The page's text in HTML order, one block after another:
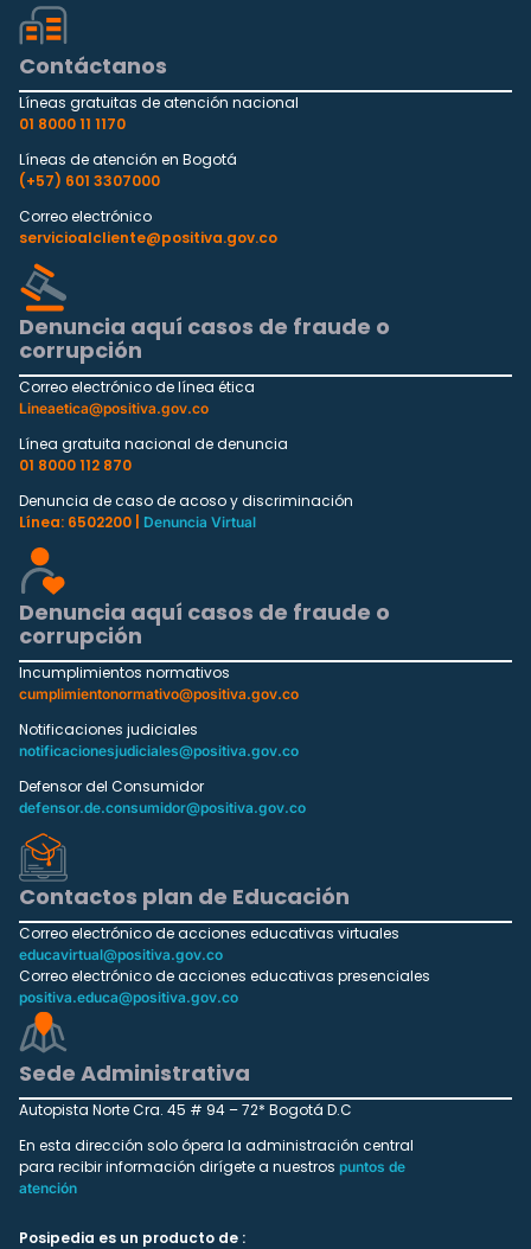
Contáctanos
Líneas gratuitas de atención nacional
01 8000 11 1170
Líneas de atención en Bogotá
(+57) 601 3307000
Correo electrónico
servicioalcliente@positiva.gov.co
Denuncia aquí casos de fraude o
corrupción
Correo electrónico de línea ética
Lineaetica@positiva.gov.co
Línea gratuita nacional de denuncia
01 8000 112 870
Denuncia de caso de acoso y discriminación
Línea: 6502200 |
Denuncia Virtual
Denuncia aquí casos de fraude o
corrupción
Incumplimientos normativos
cumplimientonormativo@positiva.gov.co
Notificaciones judiciales
notificacionesjudiciales@positiva.gov.co
Defensor del Consumidor
defensor.de.consumidor@positiva.gov.co
Contactos plan de Educación
Correo electrónico de acciones educativas virtuales
educavirtual@positiva.gov.co
Correo electrónico de acciones educativas presenciales
positiva.educa@positiva.gov.co
Sede Administrativa
Autopista Norte Cra. 45 # 94 – 72* Bogotá D.C
En esta dirección solo ópera la administración central
para recibir información dirígete a nuestros puntos de
atención
Posipedia es un producto de :